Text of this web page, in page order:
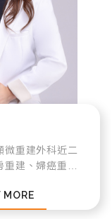
微重建外科近二
建、婦癌重建
乳房重建手術，
建，使重建的乳
MORE